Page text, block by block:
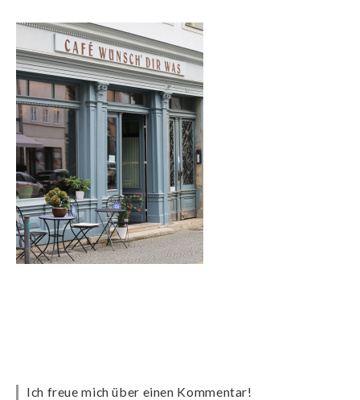
Ich freue mich über einen Kommentar!